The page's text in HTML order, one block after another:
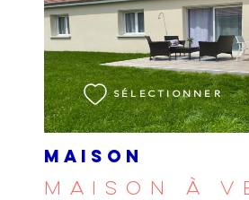
MAISON
MAISON À
SÉLECTIONNER
VOIR LE BIEN